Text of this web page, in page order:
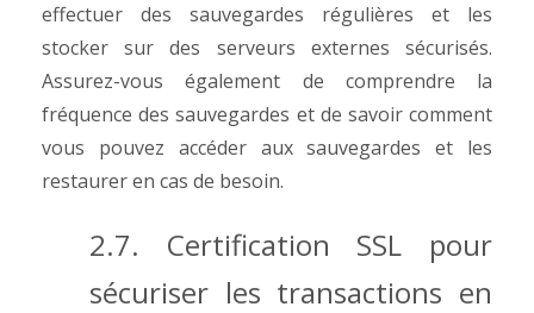
effectuer des sauvegardes régulières et les
stocker sur des serveurs externes sécurisés.
Assurez-vous également de comprendre la
fréquence des sauvegardes et de savoir comment
vous pouvez accéder aux sauvegardes et les
restaurer en cas de besoin.
2.7. Certification SSL pour
sécuriser les transactions en